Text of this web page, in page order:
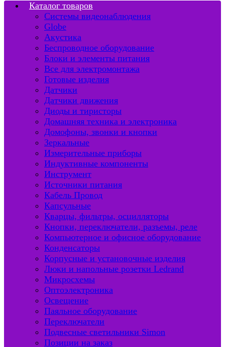
Каталог товаров
Системы видеонаблюдения
Globe
Акустика
Беспроводное оборудование
Блоки и элементы питания
Все для электромонтажа
Готовые изделия
Датчики
Датчики движения
Диоды и тиристоры
Домашняя техника и электроника
Домофоны, звонки и кнопки
Зеркальные
Измерительные приборы
Индуктивные компоненты
Инструмент
Источники питания
Кабель Провод
Капсульные
Кварцы, фильтры, осцилляторы
Кнопки, переключатели, разъемы, реле
Компьютерное и офисное оборудование
Конденсаторы
Корпусные и установочные изделия
Люки и напольные розетки Ledrand
Микросхемы
Оптоэлектроника
Освещение
Паяльное оборудование
Переключатели
Подвесные светильники Simon
Позиции на заказ